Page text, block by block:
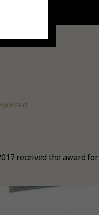
received the award